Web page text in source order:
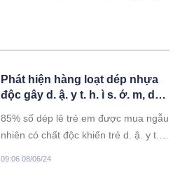
Phát hiện hàng loạt dép nhựa
độc gây d. ậ. y t. h. ì s. ớ. m, dư
85% số dép lê trẻ em được mua ngẫu
nhiên có chất độc khiến trẻ d. ậ. y t.
09:06 08/06/24